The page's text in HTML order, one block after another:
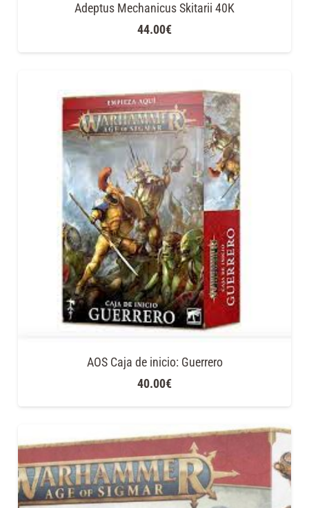
Adeptus Mechanicus Skitarii 40K
44.00€
AOS Caja de inicio: Guerrero
40.00€